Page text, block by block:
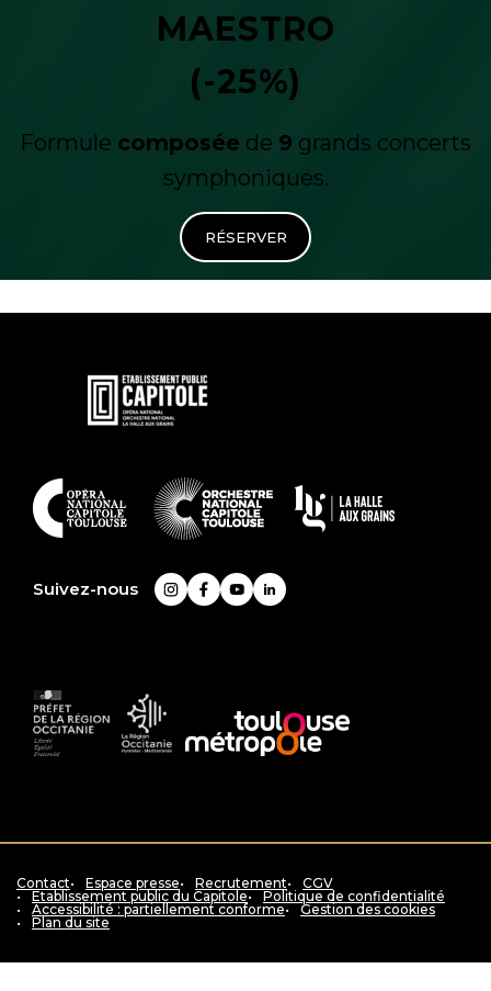
MAESTRO
(-25%)
Formule composée de 9 grands concerts
symphoniques.
RÉSERVER
En
savoir
plus
Suivez-nous
Instagram
Facebook
YouTube
LinkedIn
Préfet
de
La
Région
Méditerranée
Accès
au
Contact Espace presse Recrutement
CGV
Etablissement public du Capitole
Politique de confidentialité
Accessibilité : partiellement conforme
Gestion des cookies
Plan du site